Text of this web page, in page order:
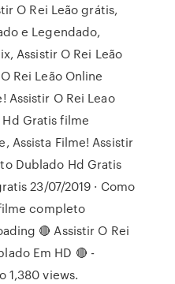
O Rei Leão grátis,
e Legendado,
Assistir O Rei Leão
Rei Leão Online
Assistir O Rei Leao
Gratis filme
Assista Filme! Assistir
Dublado Hd Gratis
23/07/2019 · Como
completo
🔴 Assistir O Rei
Em HD 🔴 -
1,380 views.